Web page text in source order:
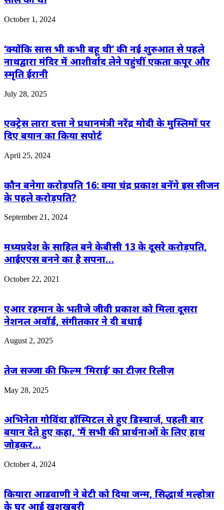
October 1, 2024
‘क्योंकि सास भी कभी बहू थी’ की नई शुरुआत से पहले
नाथद्वारा मंदिर में आशीर्वाद लेने पहुंचीं एकता कपूर और
स्मृति ईरानी
July 28, 2025
एक्ट्रेस लारा दत्ता ने प्रधानमंत्री नरेंद्र मोदी के मुस्लिमों पर
दिए बयान का किया सपोर्ट
April 25, 2024
कौन बनेगा करोड़पति 16: क्या चंद्र प्रकाश बनेंगे इस सीजन
के पहले करोड़पति?
September 21, 2024
मध्यप्रदेश के साहिल बने केबीसी 13 के दूसरे करोड़पति,
आईएएस बनने का है सपना…
October 22, 2021
एआर रहमान के भतीजे जीवी प्रकाश को मिला दूसरा
नेशनल अवॉर्ड, संगीतकार ने दी बधाई
August 2, 2025
तेज सज्जा की फिल्म ‘मिराई’ का टीज़र रिलीज़
May 28, 2025
अभिनेता गोविंदा हॉस्पिटल से हुए डिस्चार्ज, पहली बार
बयान देते हुए कहा, ‘मैं सभी की प्रार्थनाओं के लिए हाथ
जोड़कर…
October 4, 2024
कियारा आडवाणी ने बेटी को दिया जन्म, सिद्धार्थ मल्होत्रा
के घर आई खुशखबरी